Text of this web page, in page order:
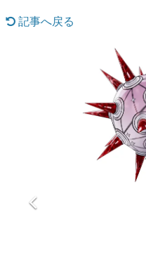
具体的な形から
ゲームが変え
「経験値」「裏
の起源や用法の
イニーP氏が徹底
カテゴリ
マンガ
記事へ戻る